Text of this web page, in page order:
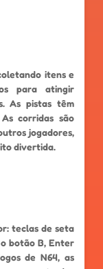
itens e
para atingir
As pistas têm
corridas são
jogadores,
divertida.
teclas de seta
botão B, Enter
de N64, as